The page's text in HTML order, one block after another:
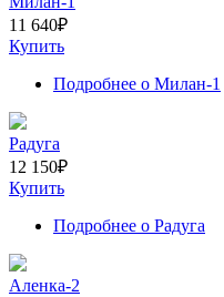
11 640₽
Купить
Подробнее о Милан-1
Радуга
12 150₽
Купить
Подробнее о Радуга
Аленка-2